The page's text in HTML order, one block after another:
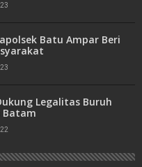
Batu Ampar Beri
Legalitas Buruh
Batam